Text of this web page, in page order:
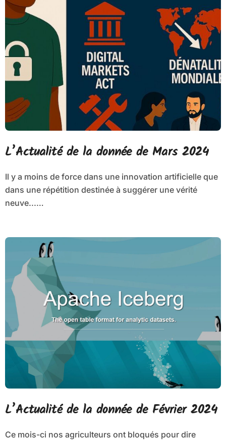
L’Actualité de la donnée de Mars 2024
Il y a moins de force dans une innovation artificielle que
dans une répétition destinée à suggérer une vérité
neuve...…
L’Actualité de la donnée de Février 2024
Ce mois-ci nos agriculteurs ont bloqués pour dire